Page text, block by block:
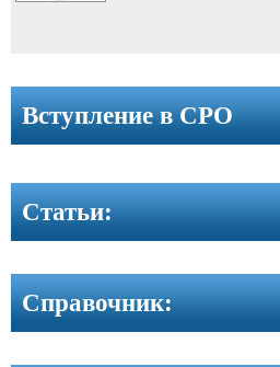
Вопрос-
Контакты
Вступление в СРО
Cтатьи:
Справочник: